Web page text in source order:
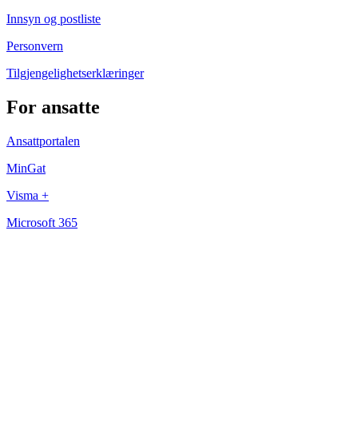
Innsyn og postliste
Personvern
Tilgjengelighetserklæringer
For ansatte
Ansattportalen
MinGat
Visma +
Microsoft 365